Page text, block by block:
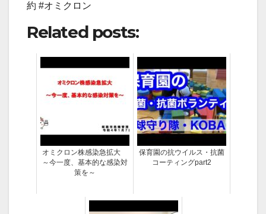
約 #オミクロン
Related posts:
オミクロン株感染急拡大
～今一度、基本的な感染対
策を～
保育園の抗ウイルス・抗菌
コーティングpart2